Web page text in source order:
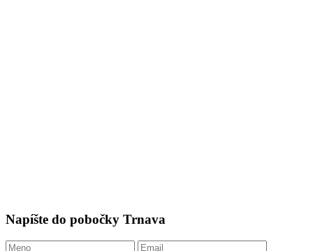
Napíšte do pobočky Trnava